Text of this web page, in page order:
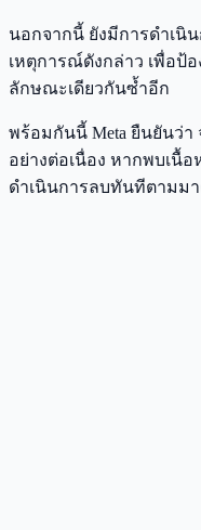
นอกจากนี้ ยังมีการดำเนิ
เหตุการณ์ดังกล่าว เพื่อป้
ลักษณะเดียวกันซ้ำอีก
พร้อมกันนี้ Meta ยืนยันว่
อย่างต่อเนื่อง หากพบเนื้
ดำเนินการลบทันทีตามม